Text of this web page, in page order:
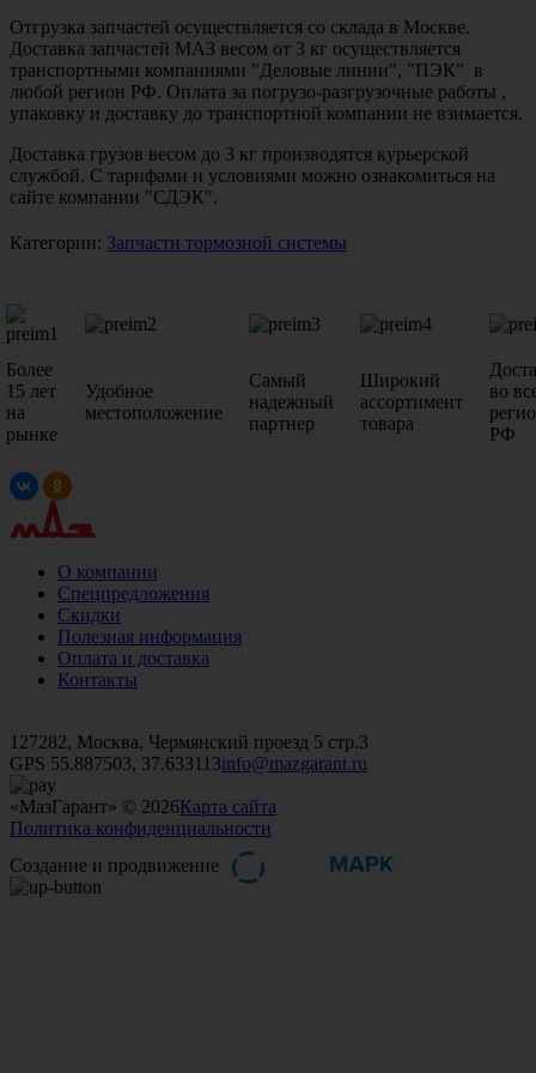
Отгрузка запчастей осуществляется со склада в Москве.
Доставка запчастей МАЗ весом от 3 кг осуществляется
транспортными компаниями "Деловые линии", "ПЭК" в
любой регион РФ. Оплата за погрузо-разгрузочные работы ,
упаковку и доставку до транспортной компании не взимается.
Доставка грузов весом до 3 кг производятся курьерской
службой. С тарифами и условиями можно ознакомиться на
сайте компании "СДЭК".
Категории: Запчасти тормозной системы
Более
15 лет
на
рынке
Удобное
местоположение
Самый
надежный
партнер
Широкий
ассортимент
товара
во
РФ
О компании
Спецпредложения
Скидки
Полезная информация
Оплата и доставка
Контакты
127282, Москва, Чермянский проезд 5 стр.3
GPS 55.887503, 37.633113info@mazgarant.ru
«МазГарант» © 2026Карта сайта
Политика конфиденциальности
Создание и продвижение